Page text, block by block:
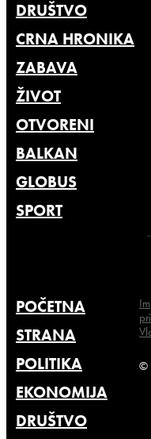
DRUŠTVO
CRNA HRONIKA
ZABAVA
ŽIVOT
OTVORENI
BALKAN
GLOBUS
SPORT
POČETNA
STRANA
POLITIKA
EKONOMIJA
DRUŠTVO
©